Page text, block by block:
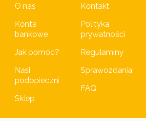
O nas
Konta
bankowe
Jak pomóc?
Nasi
podopieczni
Sklep
Kontakt
Polityka
prywatności
Regulaminy
Sprawozdania
FAQ